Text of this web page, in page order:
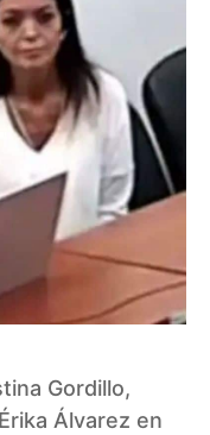
Gordillo,
Álvarez en